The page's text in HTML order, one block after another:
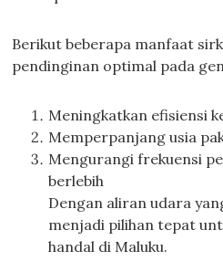
Berikut beberapa manfaat
pendinginan optimal pada
Meningkatkan efisiensi
Memperpanjang usia
Mengurangi frekuensi
berlebih
Dengan aliran udara
menjadi pilihan tepat
handal di Maluku.